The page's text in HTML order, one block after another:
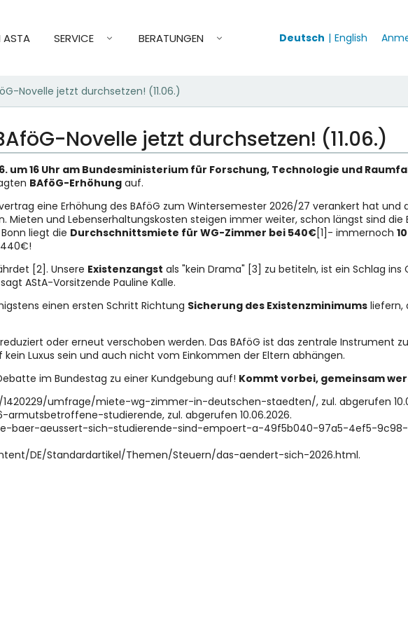
ASTA SERVICE BERATUNGEN Deutsch English
Novelle jetzt durchsetzen! (11.06.)
Novelle jetzt durchsetzen! (11.06.)
um 16 Uhr am Bundesministerium für Forschung, Technologie und
BAföG-Erhöhungauf.
eine Erhöhung des BAföG zum Wintersemester 2026/27 verankert hat und
Mieten und Lebenserhaltungskosten steigen immer weiter, schon längst sind die
liegt die Durchschnittsmiete für WG-Zimmer bei 540€[1]- immernoch
[2]. Unsere Existenzangst als "kein Drama" [3] zu betiteln, ist ein Schlag ins
AStA-Vorsitzende Pauline Kalle.
einen ersten Schritt Richtung Sicherung des Existenzminimumsliefern,
oder erneut verschoben werden. Das BAföG ist das zentrale Instrument
Luxus sein und auch nicht vom Einkommen der Eltern abhängen.
im Bundestag zu einer Kundgebung auf! Kommt vorbei, gemeinsam
umfrage/miete-wg-zimmer-in-deutschen-staedten/, zul. abgerufen
studierende, zul. abgerufen 10.06.2026.
baer-aeussert-sich-studierende-sind-empoert-a-49f5b040-97a5-4ef5-9c98-
DE/Standardartikel/Themen/Steuern/das-aendert-sich-2026.html.